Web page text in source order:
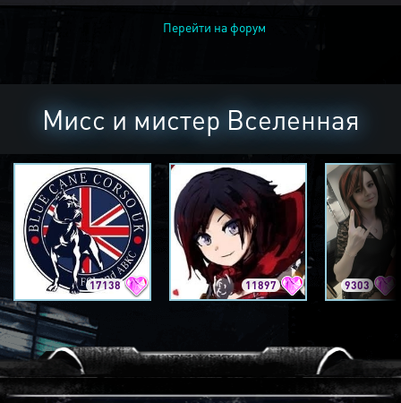
Перейти на форум
Мисс и мистер Вселенная
17138 11897 9303